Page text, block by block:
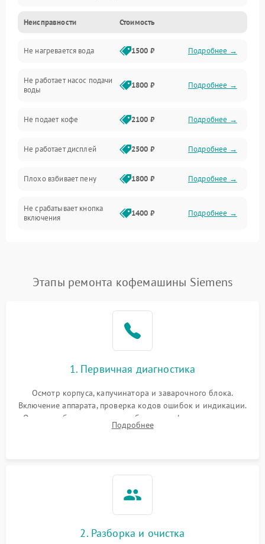
Прочие неисправности
Включение и работа
Проблемы с водой
Проблемы с капучинатором и паром
Управление и электроника
Программное обеспечение
Неисправности Стоимость
Не нагревается вода 1500 ₽ Подробнее →
Не работает насос подачи
воды
1800 ₽ Подробнее →
Не подает кофе 2100 ₽ Подробнее →
Не работает дисплей 2500 ₽ Подробнее →
Плохо взбивает пену 1800 ₽ Подробнее →
Не срабатывает кнопка
включения
1400 ₽ Подробнее →
Постоянные сбои в работе 1500 ₽ Подробнее →
Этапы ремонта кофемашины Siemens
1. Первичная диагностика
Осмотр корпуса, капучинатора и заварочного блока.
Включение аппарата, проверка кодов ошибок и индикации.
Оценка работы помпы, термоблока и кофемолки на слух.
Измерение температуры и давления воды для выявления
Подробнее
2. Разборка и очистка